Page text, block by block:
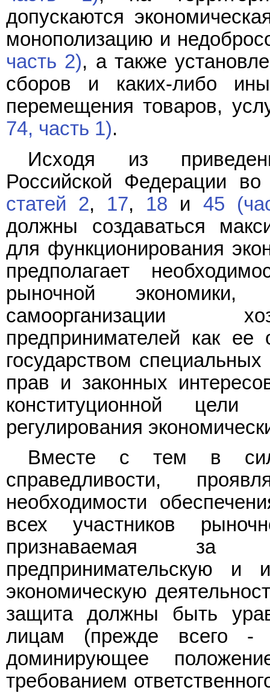
допускаются
монополизацию и
часть 2), а также
сборов и каких-либо
перемещения товаров,
74, часть 1).
Исходя из
Российской Федерации
статей 2, 17, 18 и 45
должны создаваться
для функционирования
предполагает
рыночной
самоорганизации
предпринимателей как ее
государством
прав и законных
конституционной цели
регулирования
Вместе с тем в силу
справедливости,
необходимости
всех участников
признаваемая за
предпринимательскую
экономическую
защита должны быть
лицам (прежде всего
доминирующее
требованием